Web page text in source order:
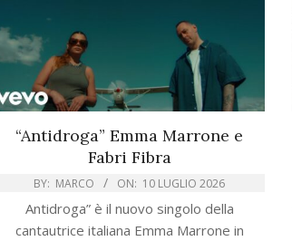
“Antidroga” Emma Marrone e
Fabri Fibra
BY: MARCO ON: 10 LUGLIO 2026
Antidroga” è il nuovo singolo della
cantautrice italiana Emma Marrone in